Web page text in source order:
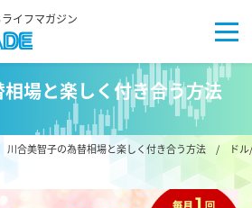
イフマガジン
場と楽しく付き合う方法
川合美智子の為替相場と楽しく付き合う方法 / ドル/